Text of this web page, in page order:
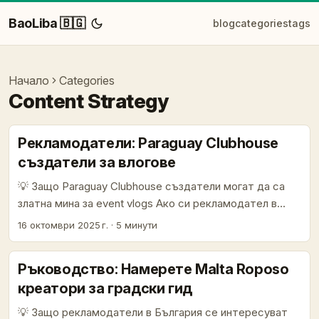
BaoLiba 🇧🇬 blogcategoriestags
Начало Categories
Content Strategy
Рекламодатели: Paraguay Clubhouse
създатели за влогове
💡 Защо Paraguay Clubhouse създатели могат да са
златна мина за event vlogs Ако си рекламодател в
България и мислиш да правиш реални влогове от
meet‑upi), Paraguay Clubhouse създатели са
интересна ниша: често са ядрена, ангажирана локална
аудитория, говореща испански с тесни връзки в
регионалната сцена. Проблемът е — те не са лесно
16 октомври 2025 г. · 5 минути
Ръководство: Намерете Malta Roposo
креатори за градски гид
💡 Защо рекламодатели в България се интересуват